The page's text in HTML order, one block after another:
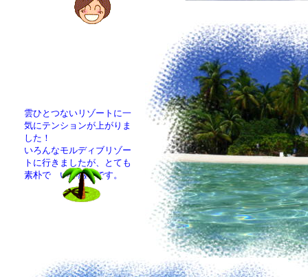
雲ひとつないリゾートに一
気にテンションが上がりま
した！
いろんなモルディブリゾー
トに行きましたが、とても
素朴で いい感じです。